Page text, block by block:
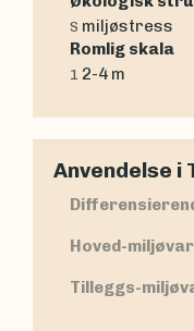
S miljøstress
Romlig skala
1 2-4 m
Anvendelse i
Hoved-
Tilleggs-